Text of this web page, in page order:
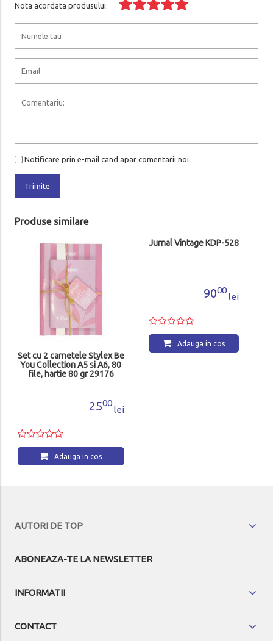
Nota acordata produsului:
Notificare prin e-mail cand apar comentarii noi
Trimite
Produse similare
Set cu 2 carnetele Stylex Be
You Collection A5 si A6, 80
file, hartie 80 gr 29176
2500
lei
Adauga in cos
Jurnal Vintage KDP-528
AUTORI DE TOP
ABONEAZA-TE LA NEWSLETTER
INFORMATII
CONTACT